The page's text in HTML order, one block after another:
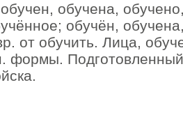
обучен, обучена,
обучён,
от обучить. Лица,
формы.